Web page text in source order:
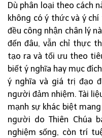
Dù phân loại theo cách
không có ý thức và ý
đều công nhận chân lý
đến đâu, vẫn chỉ thực
tạo ra và tối ưu theo
biết ý nghĩa hay mục
ý nghĩa và giá trị đạo
người đảm nhiệm. Tài
mạnh sự khác biệt
người do Thiên Chúa
nghiệm sống, còn trí